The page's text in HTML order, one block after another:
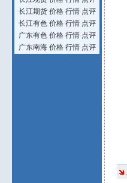
长江期货 价格 行情 点评
长江有色 价格 行情 点评
广东有色 价格 行情 点评
广东南海 价格 行情 点评